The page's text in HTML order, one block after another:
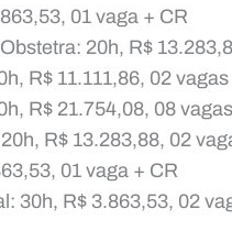
01 vaga + CR
20h, R$
R$ 11.111,86, 02
R$ 21.754,08, 08
R$ 13.283,88, 02
01 vaga + CR
30h, R$ 3.863,53, 02